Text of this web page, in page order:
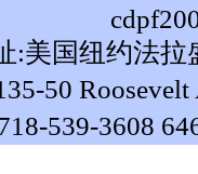
:美国纽约法拉
50
539-3608